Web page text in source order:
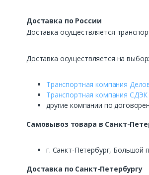
Доставка по России
Доставка осуществляется
Доставка осуществляется на выбор:
Транспортная компания
Транспортная компания СДЭК
другие компании по
Самовывоз товара в Санкт-
г. Санкт-Петербург, Большой
Доставка по Санкт-Петербургу